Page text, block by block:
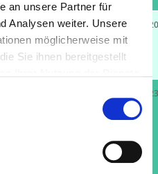
an unsere Partner für
Analysen weiter. Unsere
möglicherweise mit
Sie ihnen bereitgestellt
km 735 162.820
223